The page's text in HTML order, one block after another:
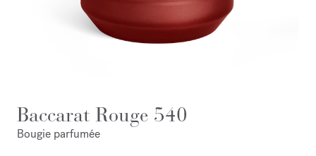
Baccarat Rouge 540
Bougie parfumée